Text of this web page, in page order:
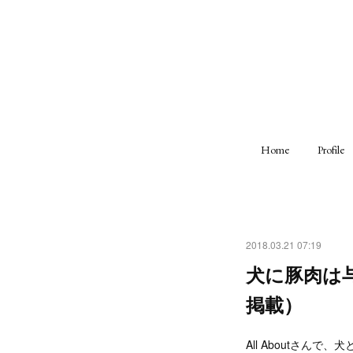
Home Profile
2018.03.21 07:19
犬に豚肉は
掲載）
All Aboutさんで、犬